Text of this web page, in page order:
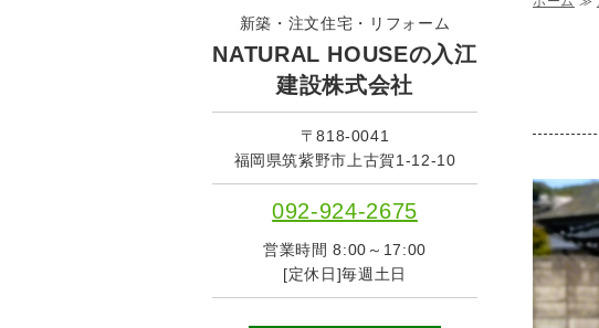
新築・注文住宅・リフォーム
NATURAL HOUSEの入江
建設株式会社
〒818-0041
福岡県筑紫野市上古賀1-12-10
092-924-2675
営業時間 8:00～17:00
[定休日]毎週土日